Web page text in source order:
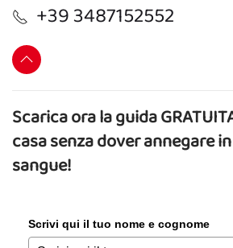
+39 3487152552
Scarica ora la guida
casa senza dover annegare
sangue!
Scrivi qui il tuo nome e cognome